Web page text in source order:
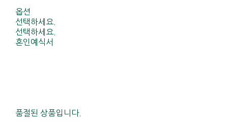
옵션
선택하세요.
선택하세요.
혼인예식서
품절된 상품입니다.